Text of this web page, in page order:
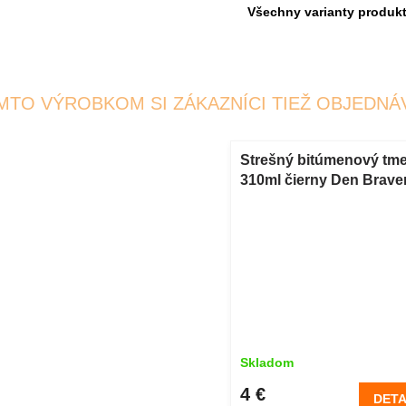
Všechny varianty
VÝROBKOM SI ZÁKAZNÍCI TIEŽ
Strešný bitúmenový
310ml čierny Den
Skladom
4 €